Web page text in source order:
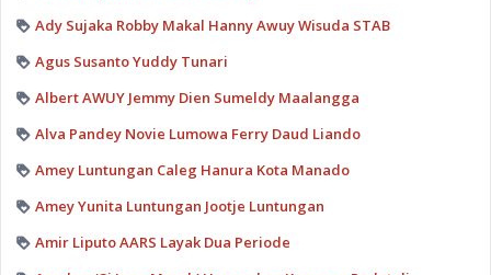
Ady Sujaka Robby Makal Hanny Awuy Wisuda STAB
Agus Susanto Yuddy Tunari
Albert AWUY Jemmy Dien Sumeldy Maalangga
Alva Pandey Novie Lumowa Ferry Daud Liando
Amey Luntungan Caleg Hanura Kota Manado
Amey Yunita Luntungan Jootje Luntungan
Amir Liputo AARS Layak Dua Periode